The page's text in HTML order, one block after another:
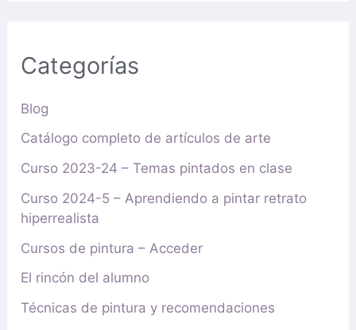
Categorías
Blog
Catálogo completo de artículos de arte
Curso 2023-24 – Temas pintados en clase
Curso 2024-5 – Aprendiendo a pintar retrato
hiperrealista
Cursos de pintura – Acceder
El rincón del alumno
Técnicas de pintura y recomendaciones